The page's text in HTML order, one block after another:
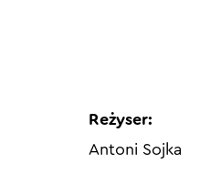
Reżyser:
Antoni Sojka